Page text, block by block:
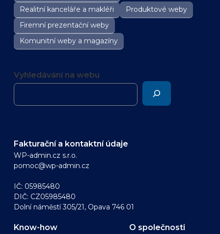
Realitní kanceláře a makléři
Produktové weby
Firemní prezentační weby
Komunitní weby a magazíny
Vyhledávání na webu
Fakturační a kontaktní údaje
WP-admin.cz s.r.o.
pomoc@wp-admin.cz
IČ: 05985480
DIČ: CZ05985480
Dolní náměstí 305/21, Opava 746 01
Know-how O společnosti